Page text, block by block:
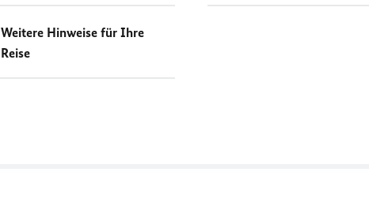
Weitere Hinweise für Ihre
Reise